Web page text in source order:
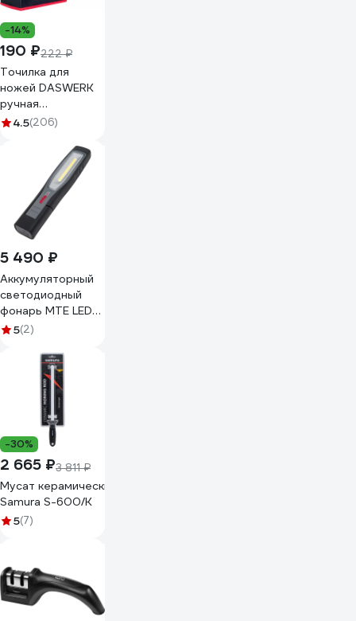
-14%
190 ₽222 ₽
Точилка для
ножей DASWERK
ручная
ножеточка,
грубая, чистовая,
шлифовка 608134
4.5(206)
5 490 ₽
Аккумуляторный
светодиодный
фонарь MTE LED
ergopower boost
5(2)
-30%
2 665 ₽3 811 ₽
Мусат керамический 254 мм, белый
Samura S-600/K
5(7)